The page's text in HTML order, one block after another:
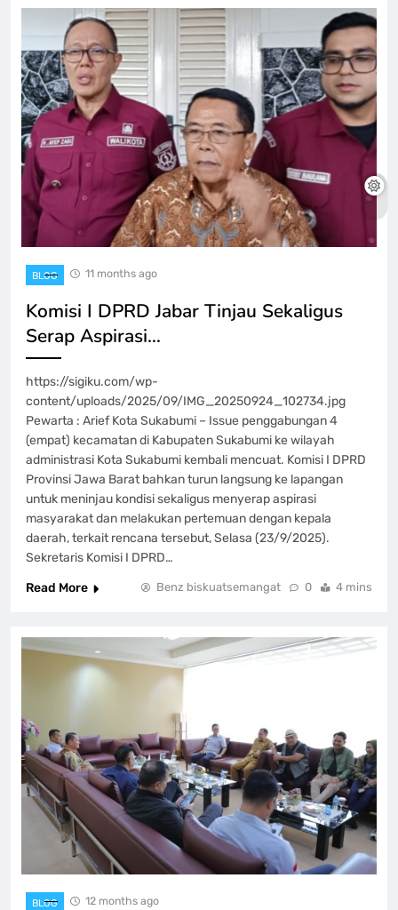
BLOG 11 months ago
Komisi I DPRD Jabar Tinjau Sekaligus
Serap Aspirasi…
https://sigiku.com/wp-
content/uploads/2025/09/IMG_20250924_102734.jpg
Pewarta : Arief Kota Sukabumi – Issue penggabungan 4
(empat) kecamatan di Kabupaten Sukabumi ke wilayah
administrasi Kota Sukabumi kembali mencuat. Komisi I DPRD
Provinsi Jawa Barat bahkan turun langsung ke lapangan
untuk meninjau kondisi sekaligus menyerap aspirasi
masyarakat dan melakukan pertemuan dengan kepala
daerah, terkait rencana tersebut, Selasa (23/9/2025).
Sekretaris Komisi I DPRD…
Read More
Benz biskuatsemangat 0 4 mins
BLOG 12 months ago